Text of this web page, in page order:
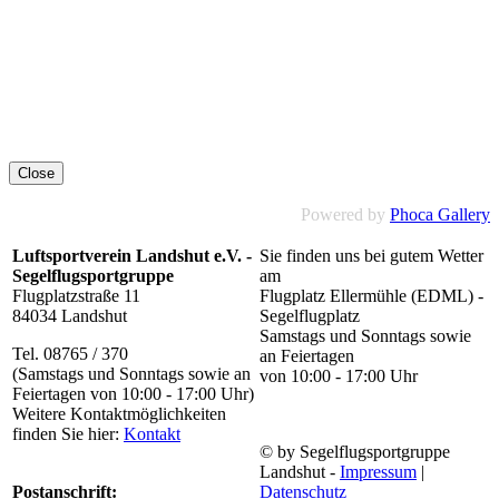
Close
Powered by Phoca Gallery
Luftsportverein Landshut e.V. -
Segelflugsportgruppe
Flugplatzstraße 11
84034 Landshut
Tel. 08765 / 370
(Samstags und Sonntags sowie an
Feiertagen von 10:00 - 17:00 Uhr)
Weitere Kontaktmöglichkeiten
finden Sie hier: Kontakt
Postanschrift:
Sie finden uns bei gutem Wetter
am
Flugplatz Ellermühle (EDML) -
Segelflugplatz
Samstags und Sonntags sowie
an Feiertagen
von 10:00 - 17:00 Uhr
© by Segelflugsportgruppe
Landshut - Impressum |
Datenschutz